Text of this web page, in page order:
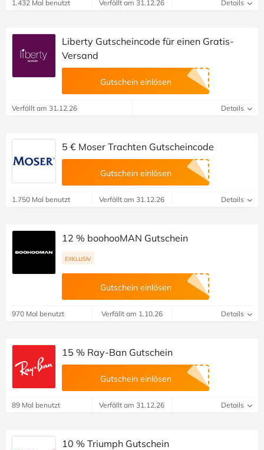
1.432 Mal benutzt Verfällt am 31.12.26 Details
Liberty Gutscheincode für einen Gratis-
Versand
Gutschein einlösen
Verfällt am 31.12.26 Details
5 € Moser Trachten Gutscheincode
Gutschein einlösen
1.750 Mal benutzt Verfällt am 31.12.26 Details
12 % boohooMAN Gutschein
EXKLUSIV
Gutschein einlösen
970 Mal benutzt Verfällt am 1.10.26 Details
15 % Ray-Ban Gutschein
Gutschein einlösen
89 Mal benutzt Verfällt am 31.12.26 Details
10 % Triumph Gutschein